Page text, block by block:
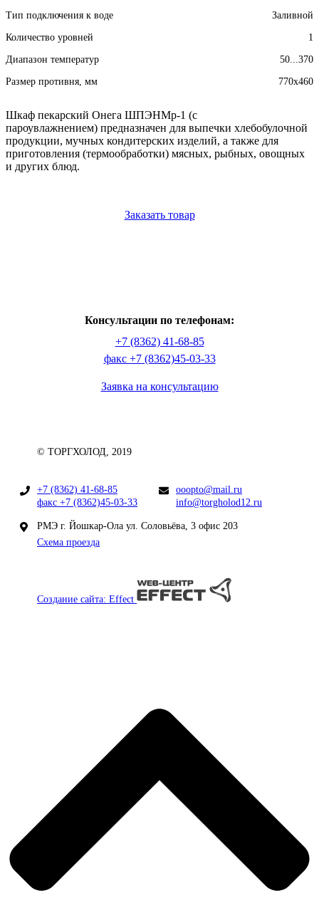
Тип подключения к воде Заливной
Количество уровней 1
Диапазон температур 50...370
Размер противня, мм 770х460
Шкаф пекарский Онега ШПЭНМр-1 (с
пароувлажнением) предназначен для выпечки хлебобулочной
продукции, мучных кондитерских изделий, а также для
приготовления (термообработки) мясных, рыбных, овощных
и других блюд.
Заказать товар
Консультации по телефонам:
+7 (8362) 41-68-85
факс +7 (8362)45-03-33
Заявка на консультацию
© ТОРГХОЛОД, 2019
+7 (8362) 41-68-85
факс +7 (8362)45-03-33
ooopto@mail.ru
info@torgholod12.ru
РМЭ г. Йошкар-Ола ул. Соловьёва, 3 офис 203
Схема проезда
Создание сайта: Effect